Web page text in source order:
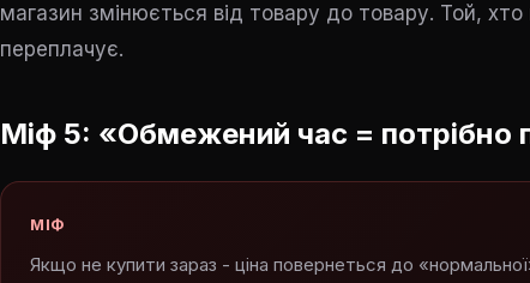
магазин змінюється від товару до товару. Той,
переплачує.
Міф 5: «Обмежений час = потрібно
МІФ
Якщо не купити зараз - ціна повернеться до